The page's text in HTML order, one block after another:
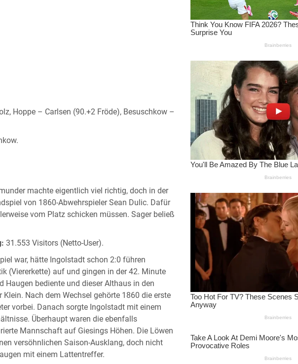
Hoppe – Carlsen (90.+2 Fröde), Besuschkow –
machte eigentlich viel richtig, doch in der
von 1860-Abwehrspieler Sean Dulic. Dafür
vom Platz schicken müssen. Sager beließ
31.553 Visitors (Netto-User).
war, hätte Ingolstadt schon 2:0 führen
(Viererkette) auf und gingen in der 42. Minute
Haugen bediente und dieser Althaus in den
Nach dem Wechsel gehörte 1860 die erste
vorbei. Danach sorgte Ingolstadt mit einem
Überhaupt waren die ebenfalls
Mannschaft auf Giesings Höhen. Die Löwen
versöhnlichen Saison-Ausklang, doch nicht
mit einem Lattentreffer.